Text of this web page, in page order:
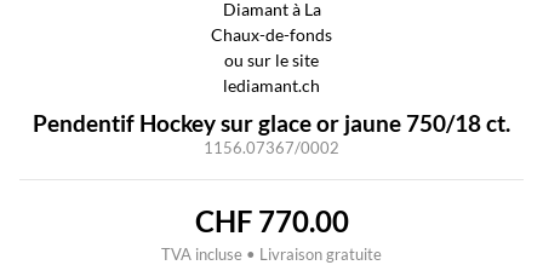
Pendentif Hockey sur glace or jaune 750/18 ct.
1156.07367/0002
CHF770.00
TVA incluse • Livraison gratuite